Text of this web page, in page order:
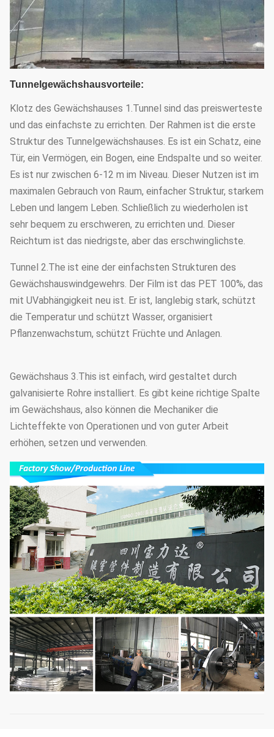
Tunnelgewächshausvorteile:
Klotz des Gewächshauses 1.Tunnel sind das preiswerteste
und das einfachste zu errichten. Der Rahmen ist die erste
Struktur des Tunnelgewächshauses. Es ist ein Schatz, eine
Tür, ein Vermögen, ein Bogen, eine Endspalte und so weiter.
Es ist nur zwischen 6-12 m im Niveau. Dieser Nutzen ist im
maximalen Gebrauch von Raum, einfacher Struktur, starkem
Leben und langem Leben. Schließlich zu wiederholen ist
sehr bequem zu erschweren, zu errichten und. Dieser
Reichtum ist das niedrigste, aber das erschwinglichste.
Tunnel 2.The ist eine der einfachsten Strukturen des
Gewächshauswindgewehrs. Der Film ist das PET 100%, das
mit UVabhängigkeit neu ist. Er ist, langlebig stark, schützt
die Temperatur und schützt Wasser, organisiert
Pflanzenwachstum, schützt Früchte und Anlagen.
Gewächshaus 3.This ist einfach, wird gestaltet durch
galvanisierte Rohre installiert. Es gibt keine richtige Spalte
im Gewächshaus, also können die Mechaniker die
Lichteffekte von Operationen und von guter Arbeit
erhöhen, setzen und verwenden.